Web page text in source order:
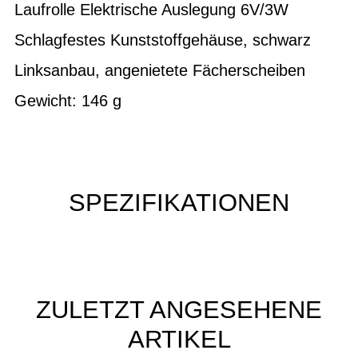
Laufrolle Elektrische Auslegung 6V/3W
Schlagfestes Kunststoffgehäuse, schwarz
Linksanbau, angenietete Fächerscheiben
Gewicht: 146 g
SPEZIFIKATIONEN
ZULETZT ANGESEHENE
ARTIKEL